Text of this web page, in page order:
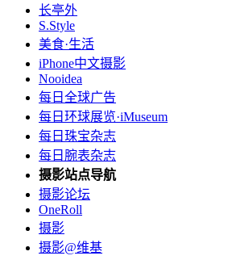
长亭外
S.Style
美食·生活
iPhone中文摄影
Nooidea
每日全球广告
每日环球展览·iMuseum
每日珠宝杂志
每日腕表杂志
摄影站点导航
摄影论坛
OneRoll
摄影
摄影@维基